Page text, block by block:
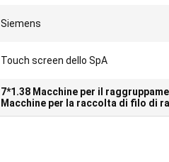
Siemens
Touch screen dello SpA
7*1.38 Macchine per il
Macchine per la raccolta di filo di